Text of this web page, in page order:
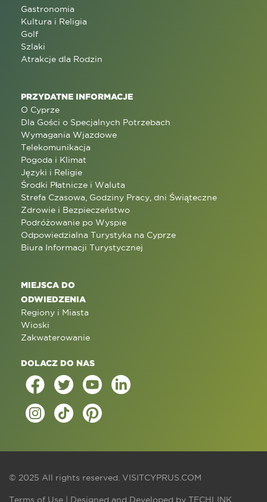
Gastronomia
Kultura i Religia
Golf
Szlaki
Atrakcje dla Rodzin
PRZYDATNE INFORMACJE
O Cyprze
Dla Gości o Specjalnych Potrzebach
Wymagania Wjazdowe
Telekomunikacja
Pogoda i Klimat
Języki i Religie
Środki Płatnicze i Waluta
Strefa Czasowa, Godziny Pracy, dni Świąteczne
Zdrowie i Bezpieczeństwo
Podróżowanie po Wyspie
Odpowiedzialna Turystyka na Cyprze
Biura Informacji Turystycznej
MIEJSCA DO
ODWIEDZENIA
Regiony i Miasta
Wioski
Zakwaterowanie
DOLACZ DO NAS
© 2025 All rights reserved. VISITCYPRUS.COM
Terms of Use | Designed and Developed by TECHLINK